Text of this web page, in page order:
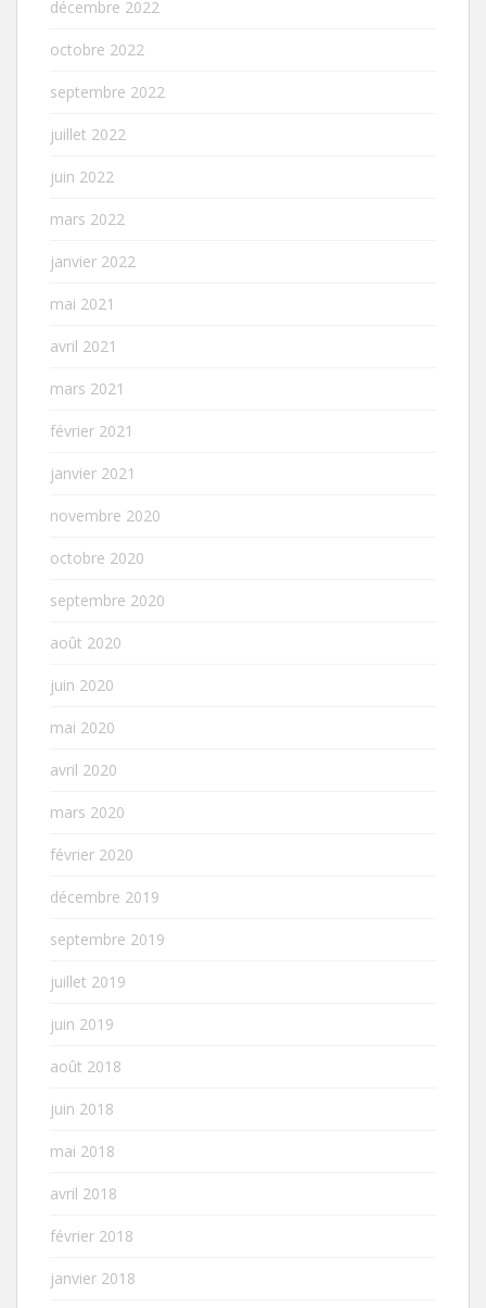
décembre 2022
octobre 2022
septembre 2022
juillet 2022
juin 2022
mars 2022
janvier 2022
mai 2021
avril 2021
mars 2021
février 2021
janvier 2021
novembre 2020
octobre 2020
septembre 2020
août 2020
juin 2020
mai 2020
avril 2020
mars 2020
février 2020
décembre 2019
septembre 2019
juillet 2019
juin 2019
août 2018
juin 2018
mai 2018
avril 2018
février 2018
janvier 2018